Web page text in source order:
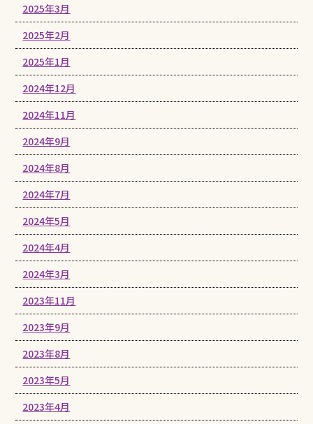
2025年3月
2025年2月
2025年1月
2024年12月
2024年11月
2024年9月
2024年8月
2024年7月
2024年5月
2024年4月
2024年3月
2023年11月
2023年9月
2023年8月
2023年5月
2023年4月